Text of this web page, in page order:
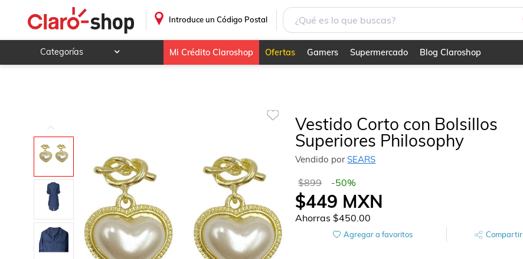
Introduce un Código Postal
Categorías
Deportes y ocio
Animales y mascotas
Ropa, calzado y accesorios
Mamá y bebé
Salud, belleza y cuidado personal
Joyería y relojes
Juegos y juguetes
Mi Crédito Claroshop Ofertas Gamers Supermercado Blog Claroshop
Vestido Corto con Bolsillos
Superiores Philosophy
Vendido porSEARS
$899 -50%
$449 MXN
Ahorras$450.00
Agregar a favoritos Compartir